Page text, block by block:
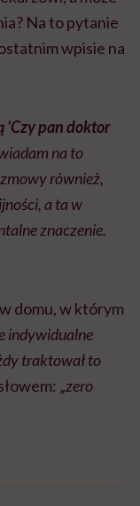
Na to pytanie
wpisie na
'Czy pan doktor
na to
również,
a ta w
znaczenie.
domu, w którym
indywidualne
traktował to
„zero